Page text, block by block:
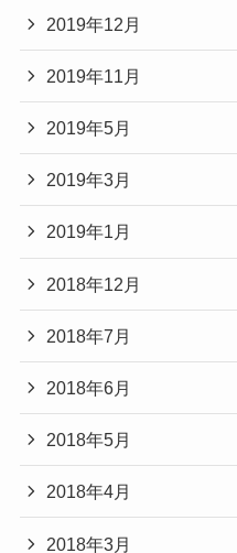
2019年12月
2019年11月
2019年5月
2019年3月
2019年1月
2018年12月
2018年7月
2018年6月
2018年5月
2018年4月
2018年3月